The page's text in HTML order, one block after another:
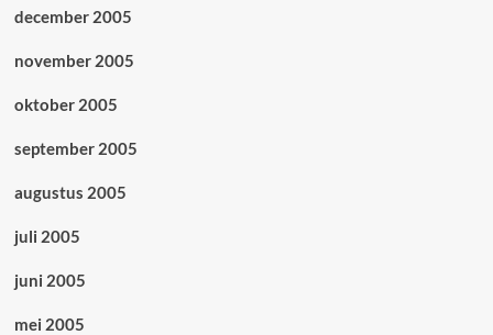
december 2005
november 2005
oktober 2005
september 2005
augustus 2005
juli 2005
juni 2005
mei 2005